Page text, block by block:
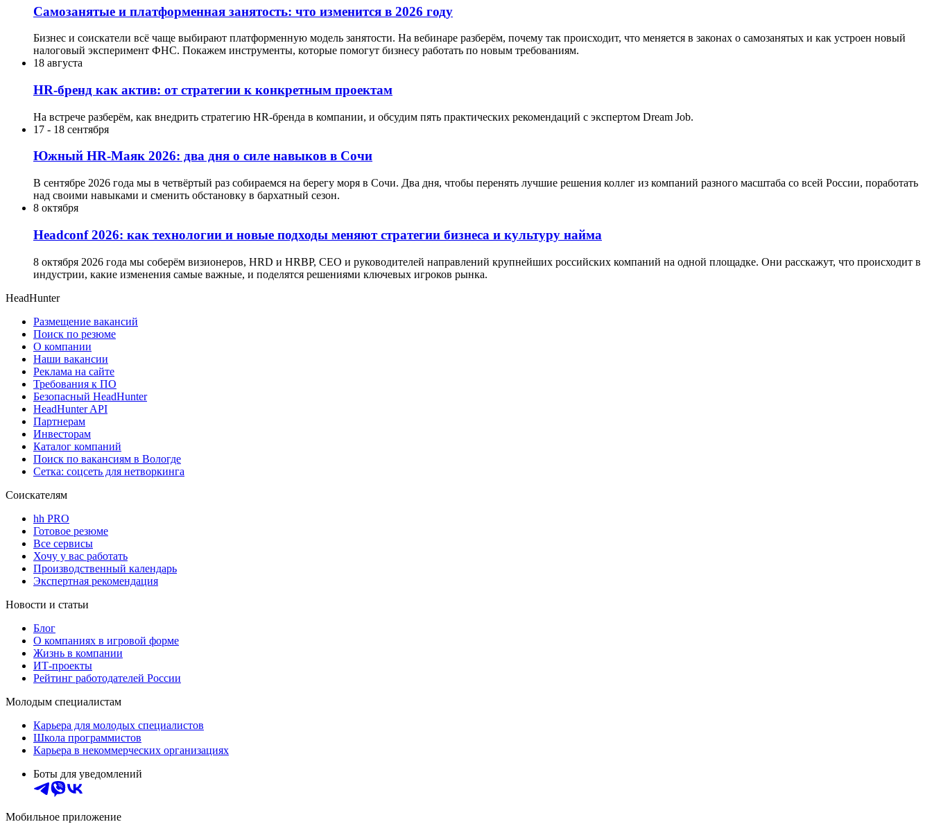
Самозанятые и платформенная занятость: что изменится в 2026 году
Бизнес и соискатели всё чаще выбирают платформенную модель занятости. На вебинаре разберём, почему так происходит, что меняется в законах о самозанятых и как устроен новый
налоговый эксперимент ФНС. Покажем инструменты, которые помогут бизнесу работать по новым требованиям.
18 августа
HR-бренд как актив: от стратегии к конкретным проектам
На встрече разберём, как внедрить стратегию HR-бренда в компании, и обсудим пять практических рекомендаций с экспертом Dream Job.
17 - 18 сентября
Южный HR-Маяк 2026: два дня о силе навыков в Сочи
В сентябре 2026 года мы в четвёртый раз собираемся на берегу моря в Сочи. Два дня, чтобы перенять лучшие решения коллег из компаний разного масштаба со всей России, поработать
над своими навыками и сменить обстановку в бархатный сезон.
8 октября
Headсonf 2026: как технологии и новые подходы меняют стратегии бизнеса и культуру найма
8 октября 2026 года мы соберём визионеров, HRD и HRBP, СЕО и руководителей направлений крупнейших российских компаний на одной площадке. Они расскажут, что происходит в
индустрии, какие изменения самые важные, и поделятся решениями ключевых игроков рынка.
HeadHunter
Размещение вакансий
Поиск по резюме
О компании
Наши вакансии
Реклама на сайте
Требования к ПО
Безопасный HeadHunter
HeadHunter API
Партнерам
Инвесторам
Каталог компаний
Поиск по вакансиям в Вологде
Сетка: соцсеть для нетворкинга
Соискателям
hh PRO
Готовое резюме
Все сервисы
Хочу у вас работать
Производственный календарь
Экспертная рекомендация
Новости и статьи
Блог
О компаниях в игровой форме
Жизнь в компании
ИТ-проекты
Рейтинг работодателей России
Молодым специалистам
Карьера для молодых специалистов
Школа программистов
Карьера в некоммерческих организациях
Боты для уведомлений
Мобильное приложение